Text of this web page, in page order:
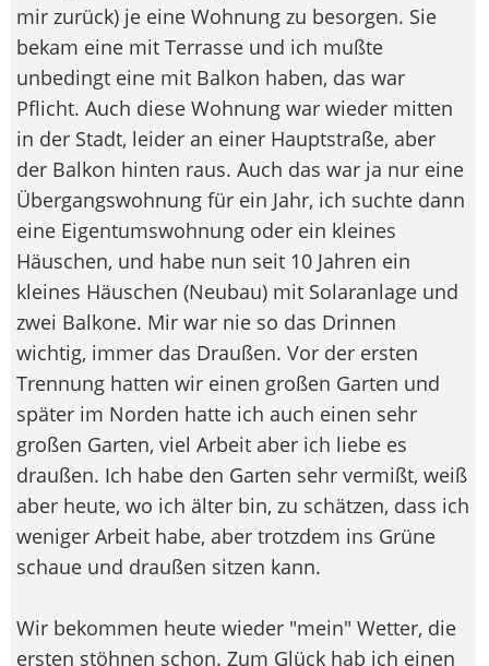
mir zurück) je eine Wohnung zu besorgen. Sie
bekam eine mit Terrasse und ich mußte
unbedingt eine mit Balkon haben, das war
Pflicht. Auch diese Wohnung war wieder mitten
in der Stadt, leider an einer Hauptstraße, aber
der Balkon hinten raus. Auch das war ja nur eine
Übergangswohnung für ein Jahr, ich suchte dann
eine Eigentumswohnung oder ein kleines
Häuschen, und habe nun seit 10 Jahren ein
kleines Häuschen (Neubau) mit Solaranlage und
zwei Balkone. Mir war nie so das Drinnen
wichtig, immer das Draußen. Vor der ersten
Trennung hatten wir einen großen Garten und
später im Norden hatte ich auch einen sehr
großen Garten, viel Arbeit aber ich liebe es
draußen. Ich habe den Garten sehr vermißt, weiß
aber heute, wo ich älter bin, zu schätzen, dass ich
weniger Arbeit habe, aber trotzdem ins Grüne
schaue und draußen sitzen kann.
Wir bekommen heute wieder "mein" Wetter, die
ersten stöhnen schon. Zum Glück hab ich einen